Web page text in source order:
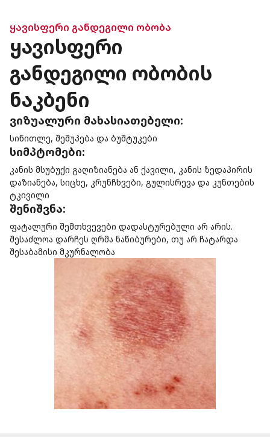
ყავისფერი განდეგილი ობობა
ყავისფერი
განდეგილი ობობის
ნაკბენი
ვიზუალური მახასიათებელი:
სიწითლე, შეშუპება და ბუშტუკები
სიმპტომები:
კანის მსუბუქი გაღიზიანება ან ქავილი, კანის ზედაპირის
დაზიანება, სიცხე, კრუნჩხვები, გულისრევა და კუნთების
ტკივილი
შენიშვნა:
ფატალური შემთხვევები დადასტურებული არ არის.
შესაძლოა დარჩეს ღრმა ნაწიბურები, თუ არ ჩატარდა
შესაბამისი მკურნალობა